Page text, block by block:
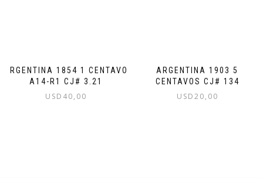
ARGENTINA 1854 1 CENTAVO
A14-R1 CJ# 3.21
USD 40,00
ARGENTINA 1903 5
CENTAVOS CJ# 134
USD20,00